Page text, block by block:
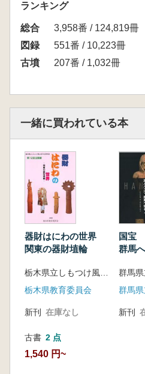
ランキング
総合
3,958番 / 124,819冊
図録
551番 / 10,223冊
古墳
207番 / 1,032冊
一緒に買われている本
器財はにわの世界
関東の器財埴輪
栃木県教育委員会
新刊 在庫なし
古書 2 点
1,540 円~
国宝
群馬
群馬
新刊